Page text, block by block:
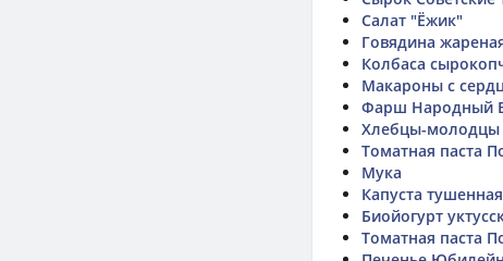
Салат "Ёжик"
Говядина
Колбаса
Макароны с
Фарш Народный
Хлебцы-
Томатная паста
Мука
Капуста
Биойогурт
Томатная паста